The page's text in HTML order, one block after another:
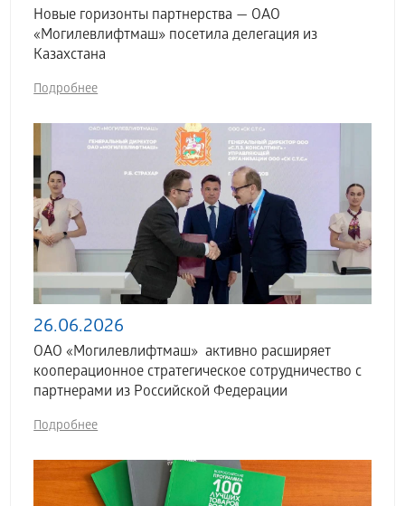
Новые горизонты партнерства — ОАО
«Могилевлифтмаш» посетила делегация из
Казахстана
Подробнее
26.06.2026
ОАО «Могилевлифтмаш» активно расширяет
кооперационное стратегическое сотрудничество с
партнерами из Российской Федерации
Подробнее